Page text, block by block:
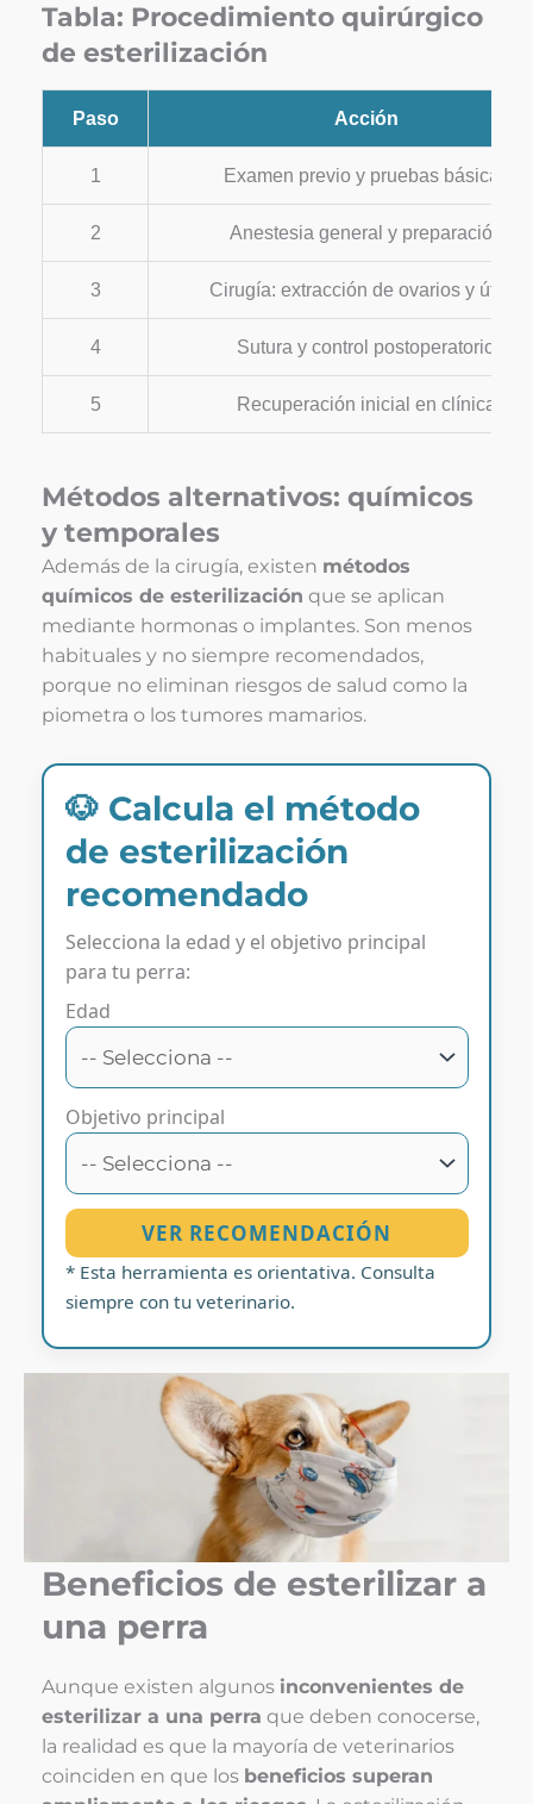
Tabla: Procedimiento quirúrgico
de esterilización
Paso Acción
1 Examen previo y pruebas básicas
2 Anestesia general y preparación
3 Cirugía: extracción de ovarios y útero
4 Sutura y control postoperatorio
5 Recuperación inicial en clínica
Métodos alternativos: químicos
y temporales
Además de la cirugía, existen métodos
químicos de esterilización que se aplican
mediante hormonas o implantes. Son menos
habituales y no siempre recomendados,
porque no eliminan riesgos de salud como la
piometra o los tumores mamarios.
🐶 Calcula el método
de esterilización
recomendado
Selecciona la edad y el objetivo principal
para tu perra:
Edad
Objetivo principal
VER RECOMENDACIÓN
* Esta herramienta es orientativa. Consulta
siempre con tu veterinario.
Beneficios de esterilizar a
una perra
Aunque existen algunos inconvenientes de
esterilizar a una perra que deben conocerse,
la realidad es que la mayoría de veterinarios
coinciden en que los beneficios superan